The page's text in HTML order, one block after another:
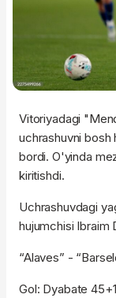
Vitoriyadagi
uchrashuvni bosh
bordi. O'yinda
kiritishdi.
Uchrashuvdagi
hujumchisi Ibraim
“Alaves” -
Gol: Dyabate